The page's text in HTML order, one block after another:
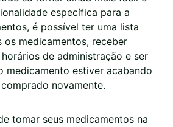
específica para a
é possível ter uma lista
medicamentos, receber
de administração e ser
medicamento estiver acabando
novamente.
tomar seus medicamentos na